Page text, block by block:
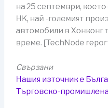
на 25 септември,
HK, най -големият
автомобили в Хонконг
време. [TechNode
Свързани
Нашия източник е
Търговско-